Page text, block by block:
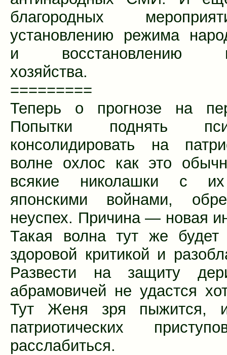
благородных
установлению режима
и восстановлению
хозяйства.
=========
Теперь о прогнозе на
Попытки поднять
консолидировать на
волне охлос как это
всякие николашки с
японскими войнами,
неуспех. Причина — новая
Такая волна тут же будет
здоровой критикой и
Развести на защиту
абрамовичей не удастся
Тут Женя зря пыжится,
патриотических
расслабиться.